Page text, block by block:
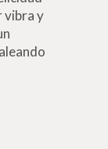
vibra y